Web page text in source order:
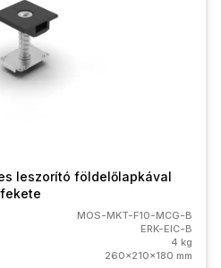
leszorító földelőlapkával
fekete
MOS-MKT-F10-MCG-B
ERK-EIC-B
4 kg
260x210x180 mm